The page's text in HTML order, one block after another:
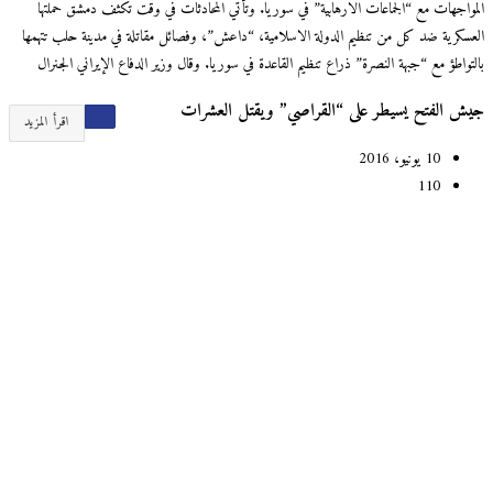
المواجهات مع “الجماعات الارهابية” في سوريا. وتأتي المحادثات في وقت تكثف دمشق حملتها
العسكرية ضد كل من تنظيم الدولة الاسلامية، “داعش”، وفصائل مقاتلة في مدينة حلب تتهمها
بالتواطؤ مع “جبهة النصرة” ذراع تنظيم القاعدة في سوريا. وقال وزير الدفاع الإيراني الجنرال
اقرأ المزيد جيش الفتح يسيطر على “القراصي” ويقتل العشرات
10 يونيو، 2016
110